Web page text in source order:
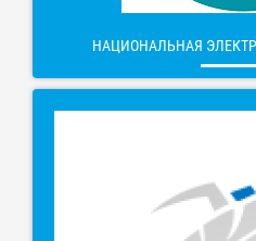
НАЦИОНАЛЬНАЯ